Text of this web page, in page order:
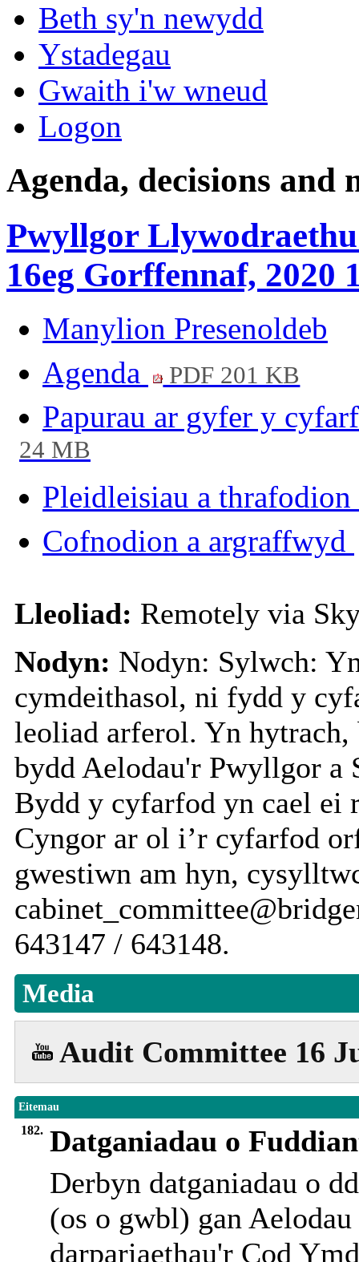
Beth sy'n newydd
Ystadegau
Gwaith i'w wneud
Logon
Agenda, decisions and
Pwyllgor
16eg Gorffennaf, 2020
Manylion Presenoldeb
Agenda
PDF 201 KB
Papurau ar gyfer y
24 MB
Pleidleisiau a thrafodion
Cofnodion a argraffwyd
Lleoliad: Remotely via
Nodyn: Nodyn: Sylwch:
cymdeithasol, ni fydd y
leoliad arferol. Yn
bydd Aelodau'r Pwyllgor a
Bydd y cyfarfod yn cael ei
Cyngor ar ol i’r cyfarfod
gwestiwn am hyn,
643147 / 643148.
Media
Audit Committee 16
Eitemau
182. Datganiadau o
Derbyn datganiadau o
(os o gwbl) gan
darpariaethau'r Cod